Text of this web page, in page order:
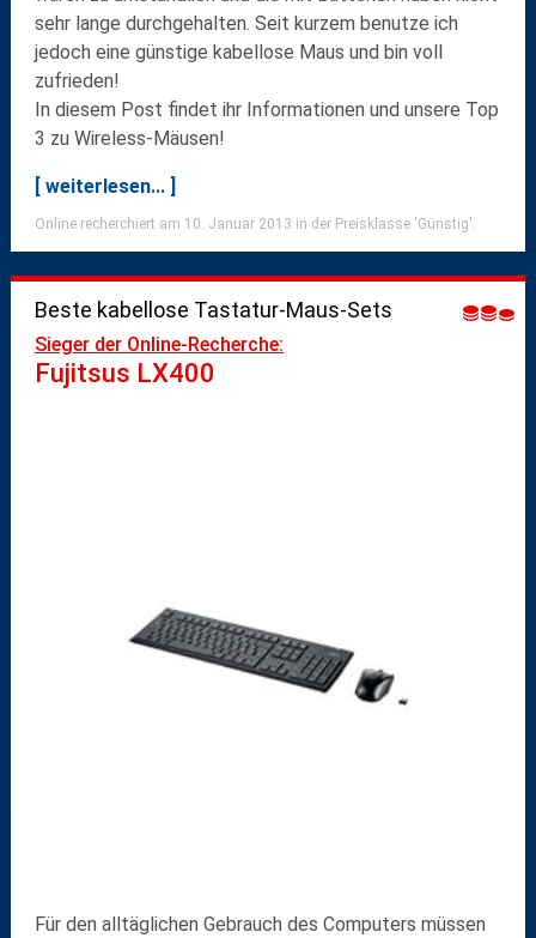
sehr lange durchgehalten. Seit kurzem benutze ich
jedoch eine günstige kabellose Maus und bin voll
zufrieden!
In diesem Post findet ihr Informationen und unsere Top
3 zu Wireless-Mäusen!
[ weiterlesen... ]
Online recherchiert am 10. Januar 2013 in der Preisklasse 'Günstig'.
Beste kabellose Tastatur-Maus-Sets
Sieger der Online-Recherche:
Fujitsus LX400
Für den alltäglichen Gebrauch des Computers müssen